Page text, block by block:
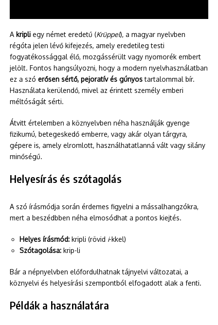
A kripli egy német eredetű (Krüppel), a magyar nyelvben
régóta jelen lévő kifejezés, amely eredetileg testi
fogyatékossággal élő, mozgássérült vagy nyomorék embert
jelölt. Fontos hangsúlyozni, hogy a modern nyelvhasználatban
ez a szó erősen sértő, pejoratív és gúnyostartalommal bír.
Használata kerülendő, mivel az érintett személy emberi
méltóságát sérti.
Átvitt értelemben a köznyelvben néha használják gyenge
fizikumú, betegeskedő emberre, vagy akár olyan tárgyra,
gépere is, amely elromlott, használhatatlanná vált vagy silány
minőségű.
Helyesírás és szótagolás
A szó írásmódja során érdemes figyelni a mássalhangzókra,
mert a beszédbben néha elmosódhat a pontos kiejtés.
Helyes írásmód: kripli (rövid i-kkel)
Szótagolása: krip-li
Bár a népnyelvben előfordulhatnak tájnyelvi változatai, a
köznyelvi és helyesírási szempontból elfogadott alak a fenti.
Példák a használatára